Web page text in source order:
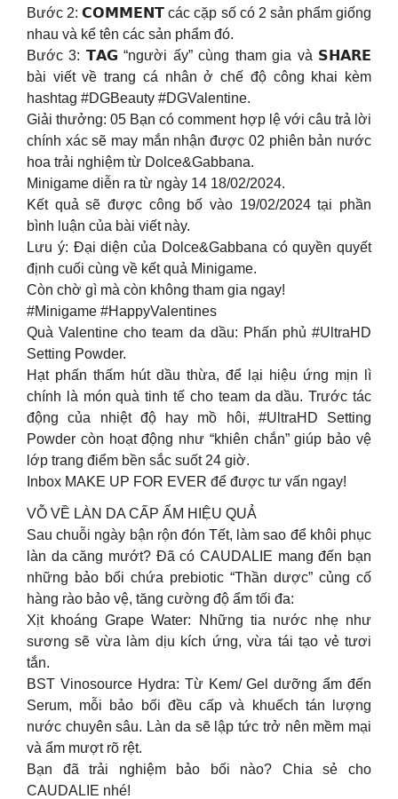
Bước 2: 𝗖𝗢𝗠𝗠𝗘𝗡𝗧 các cặp số có 2 sản phẩm giống
nhau và kể tên các sản phẩm đó.
Bước 3: 𝗧𝗔𝗚 “người ấy” cùng tham gia và 𝗦𝗛𝗔𝗥𝗘
bài viết về trang cá nhân ở chế độ công khai kèm
hashtag #DGBeauty #DGValentine.
Giải thưởng: 05 Bạn có comment hợp lệ với câu trả lời
chính xác sẽ may mắn nhận được 02 phiên bản nước
hoa trải nghiệm từ Dolce&Gabbana.
Minigame diễn ra từ ngày 14 18/02/2024.
Kết quả sẽ được công bố vào 19/02/2024 tại phần
bình luận của bài viết này.
Lưu ý: Đại diện của Dolce&Gabbana có quyền quyết
định cuối cùng về kết quả Minigame.
Còn chờ gì mà còn không tham gia ngay!
#Minigame #HappyValentines
Quà Valentine cho team da dầu: Phấn phủ #UltraHD
Setting Powder.
Hạt phấn thấm hút dầu thừa, để lại hiệu ứng mịn lì
chính là món quà tinh tế cho team da dầu. Trước tác
động của nhiệt độ hay mồ hôi, #UltraHD Setting
Powder còn hoạt động như “khiên chắn” giúp bảo vệ
lớp trang điểm bền sắc suốt 24 giờ.
Inbox MAKE UP FOR EVER để được tư vấn ngay!
VỖ VỀ LÀN DA CẤP ẨM HIỆU QUẢ
Sau chuỗi ngày bận rộn đón Tết, làm sao để khôi phục
làn da căng mướt? Đã có CAUDALIE mang đến bạn
những bảo bối chứa prebiotic “Thần dược” củng cố
hàng rào bảo vệ, tăng cường độ ẩm tối đa:
Xịt khoáng Grape Water: Những tia nước nhẹ như
sương sẽ vừa làm dịu kích ứng, vừa tái tạo vẻ tươi
tắn.
BST Vinosource Hydra: Từ Kem/ Gel dưỡng ẩm đến
Serum, mỗi bảo bối đều cấp và khuếch tán lượng
nước chuyên sâu. Làn da sẽ lập tức trở nên mềm mại
và ẩm mượt rõ rệt.
Bạn đã trải nghiệm bảo bối nào? Chia sẻ cho
CAUDALIE nhé!